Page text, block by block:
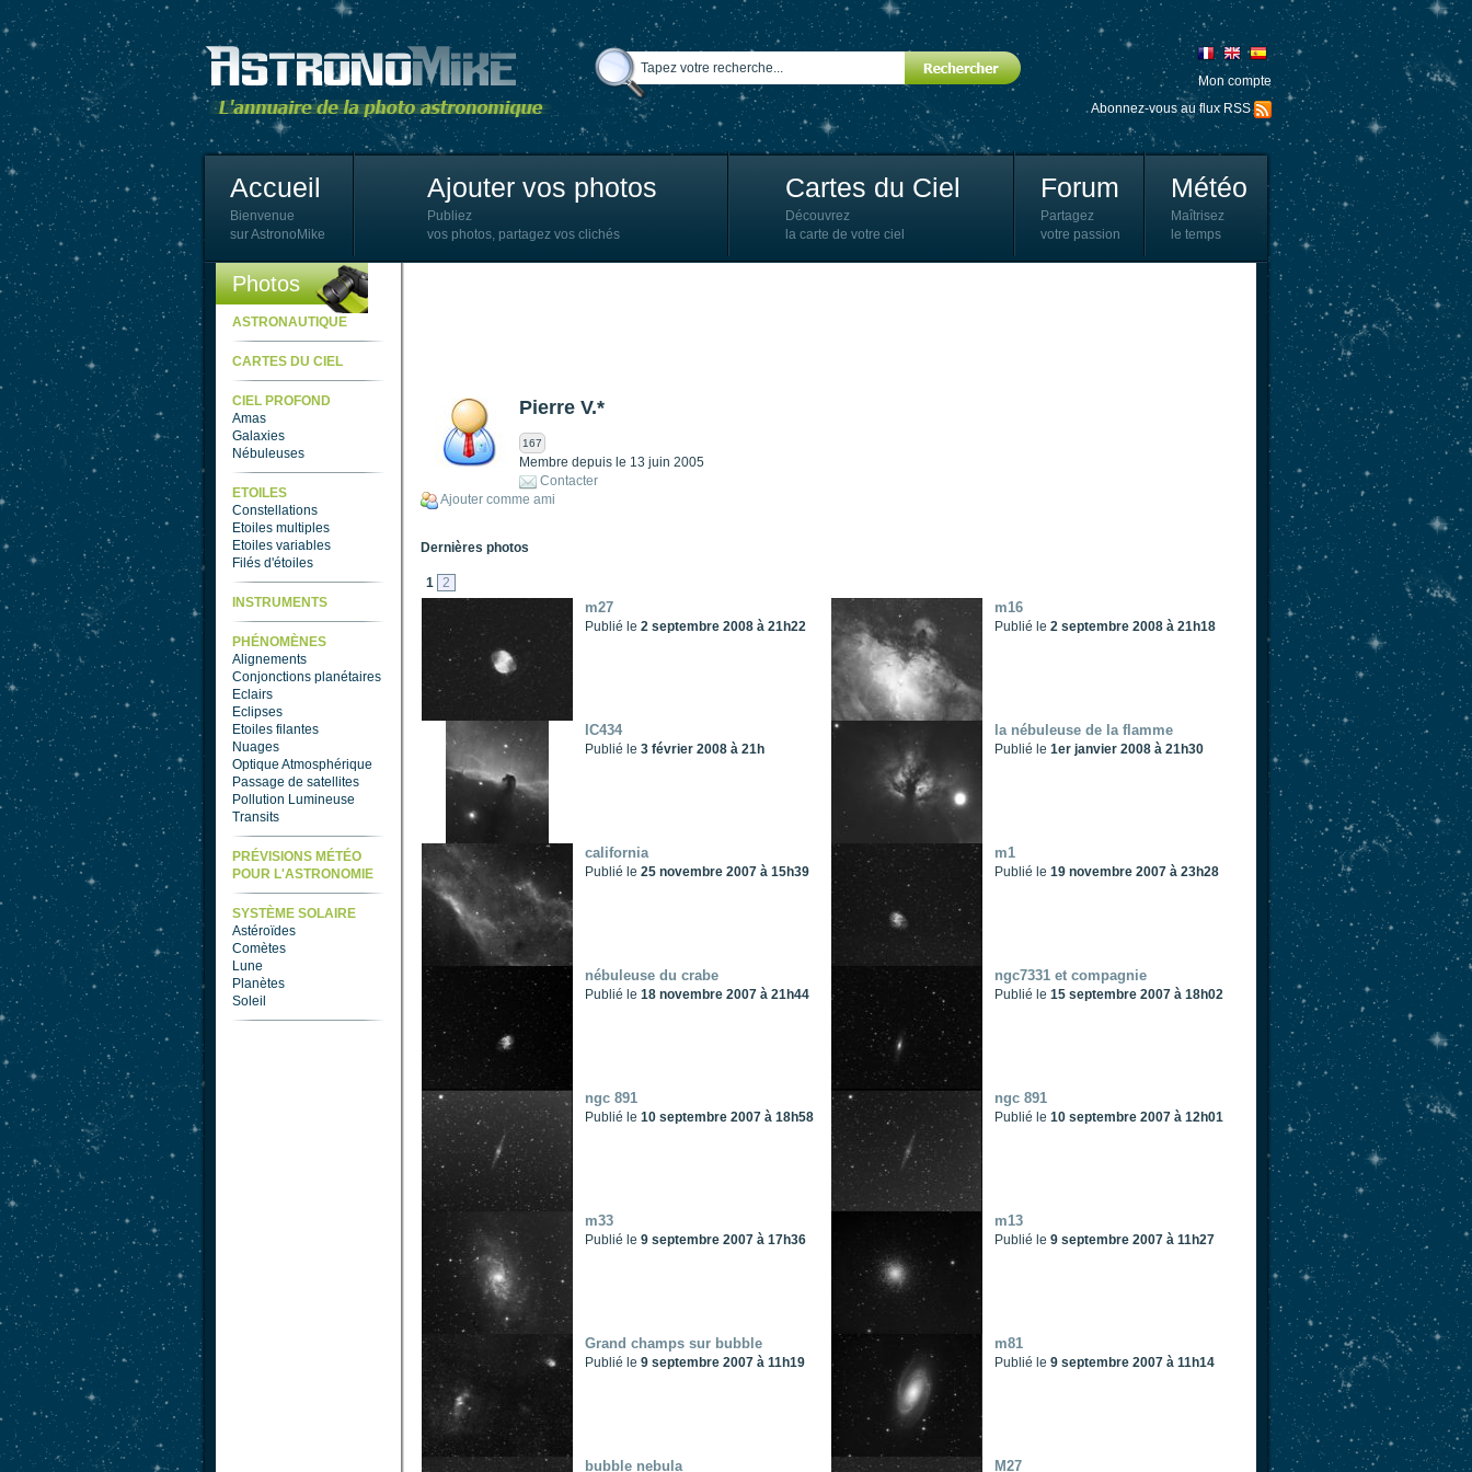
Mon compte
Abonnez-vous au flux RSS
Accueil
Bienvenue
sur AstronoMike
Ajouter vos photos
Publiez
vos photos, partagez vos clichés
Cartes du Ciel
Découvrez
la carte de votre ciel
Forum
Partagez
votre passion
Météo
Maîtrisez
le temps
Photos
ASTRONAUTIQUE
CARTES DU CIEL
CIEL PROFOND
Amas
Galaxies
Nébuleuses
ETOILES
Constellations
Etoiles multiples
Etoiles variables
Filés d'étoiles
INSTRUMENTS
PHÉNOMÈNES
Alignements
Conjonctions planétaires
Eclairs
Eclipses
Etoiles filantes
Nuages
Optique Atmosphérique
Passage de satellites
Pollution Lumineuse
Transits
PRÉVISIONS MÉTÉO
POUR L'ASTRONOMIE
SYSTÈME SOLAIRE
Astéroïdes
Comètes
Lune
Planètes
Soleil
Pierre V.*
167
Membre depuis le 13 juin 2005
Contacter
Ajouter comme ami
Dernières photos
1 2
m27
Publié le 2 septembre 2008 à 21h22
m16
Publié le 2 septembre 2008 à 21h18
IC434
Publié le 3 février 2008 à 21h
la nébuleuse de la flamme
Publié le 1er janvier 2008 à 21h30
california
Publié le 25 novembre 2007 à 15h39
m1
Publié le 19 novembre 2007 à 23h28
nébuleuse du crabe
Publié le 18 novembre 2007 à 21h44
ngc7331 et compagnie
Publié le 15 septembre 2007 à 18h02
ngc 891
Publié le 10 septembre 2007 à 18h58
ngc 891
Publié le 10 septembre 2007 à 12h01
m33
Publié le 9 septembre 2007 à 17h36
m13
Publié le 9 septembre 2007 à 11h27
Grand champs sur bubble
Publié le 9 septembre 2007 à 11h19
m81
Publié le 9 septembre 2007 à 11h14
bubble nebula M27